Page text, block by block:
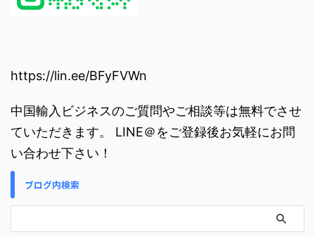
https://lin.ee/BFyFVWn
中国輸入ビジネスのご質問やご相談等は無料でさせ
ていただきます。 LINE＠をご登録後お気軽にお問
い合わせ下さい！
ブログ内検索